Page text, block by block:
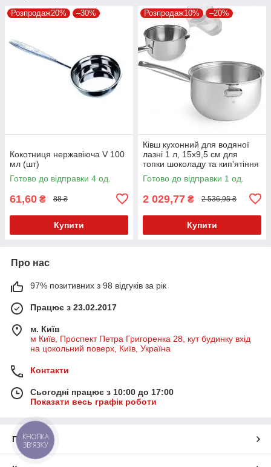
Розпродаж20% –30%
Кокотниця нержавіюча V 100
мл (шт)
Готово до відправки 4 од.
61,60 ₴ 88 ₴
Купити
Розпродаж10% –20%
Ківш кухонний для водяної
лазні 1 л, 15х9,5 см для
топки шоколаду та кип'ятіння
молока.
Готово до відправки 1 од.
2 029,77 ₴ 2 536,95 ₴
Купити
Про нас
97% позитивних з 98 відгуків за рік
Працює з 23.02.2017
м. Київ
м Київ, Проспект Петра Григоренка 28, кут будинку вхід
на цокольний поверх, Київ, Україна
Контакти
Сьогодні працює з 10:00 до 17:00
Показати весь графік роботи
Про нас
КНОПКА
ЗВ'ЯЗКУ